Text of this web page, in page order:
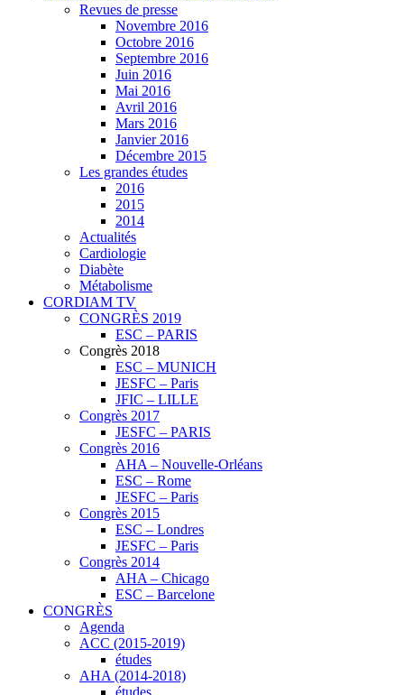
Revues de presse
Novembre 2016
Octobre 2016
Septembre 2016
Juin 2016
Mai 2016
Avril 2016
Mars 2016
Janvier 2016
Décembre 2015
Les grandes études
2016
2015
2014
Actualités
Cardiologie
Diabète
Métabolisme
CORDIAM TV
CONGRÈS 2019
ESC – PARIS
Congrès 2018
ESC – MUNICH
JESFC – Paris
JFIC – LILLE
Congrès 2017
JESFC – PARIS
Congrès 2016
AHA – Nouvelle-Orléans
ESC – Rome
JESFC – Paris
Congrès 2015
ESC – Londres
JESFC – Paris
Congrès 2014
AHA – Chicago
ESC – Barcelone
CONGRÈS
Agenda
ACC (2015-2019)
études
AHA (2014-2018)
études